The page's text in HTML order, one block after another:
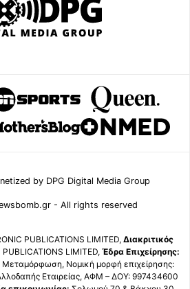
by DPG Digital Media Group
- All rights reserved
PUBLICATIONS LIMITED, Διακριτικός
PUBLICATIONS LIMITED, Έδρα Επιχείρησης:
Νομική μορφή επιχείρησης:
Εταιρείας, ΑΦΜ – ΔΟΥ: 997434600